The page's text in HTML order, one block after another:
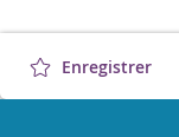
Enregistrer